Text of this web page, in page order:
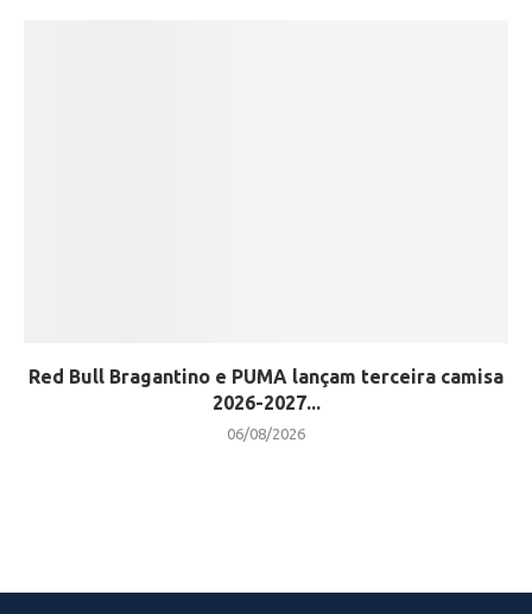
Red Bull Bragantino e PUMA lançam terceira camisa
2026-2027...
06/08/2026